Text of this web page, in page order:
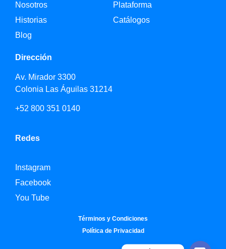
Nosotros
Historias
Blog
Plataforma
Catálogos
Dirección
Av. Mirador 3300
Colonia Las Águilas 31214
+52 800 351 0140
Redes
Instagram
Facebook
You Tube
Términos y Condiciones
Política de Privacidad